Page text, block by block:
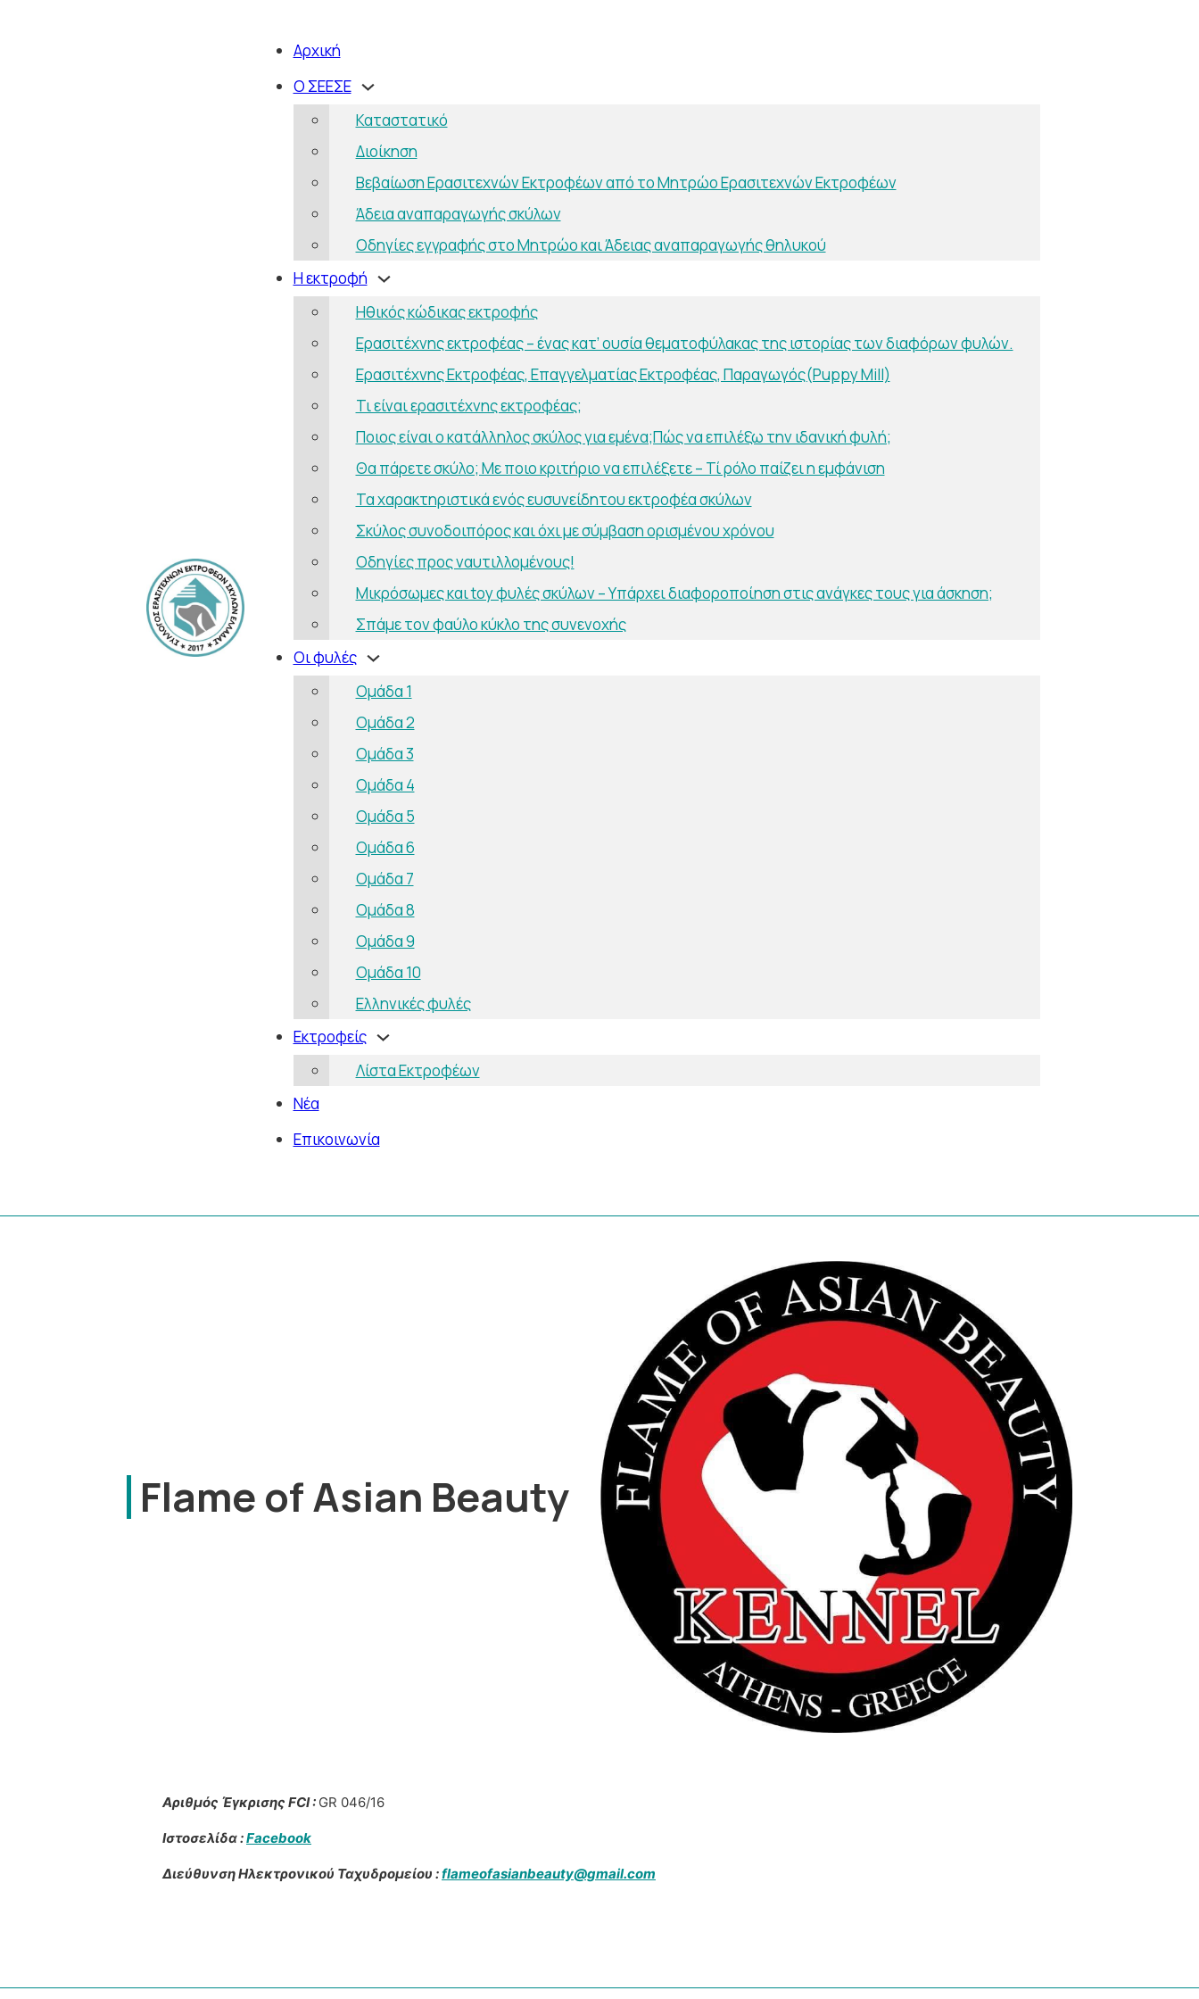
Αρχική
Ο ΣΕΕΣΕ
Καταστατικό
Διοίκηση
Βεβαίωση Ερασιτεχνών Εκτροφέων από το Μητρώο Ερασιτεχνών Εκτροφέων
Άδεια αναπαραγωγής σκύλων
Οδηγίες εγγραφής στο Μητρώο και Άδειας αναπαραγωγής θηλυκού
Η εκτροφή
Ηθικός κώδικας εκτροφής
Ερασιτέχνης εκτροφέας – ένας κατ’ ουσία θεματοφύλακας της ιστορίας των διαφόρων φυλών.
Ερασιτέχνης Eκτροφέας, Επαγγελματίας Εκτροφέας, Παραγωγός(Puppy Mill)
Τι είναι ερασιτέχνης εκτροφέας;
Ποιος είναι ο κατάλληλος σκύλος για εμένα;Πώς να επιλέξω την ιδανική φυλή;
Θα πάρετε σκύλο; Με ποιο κριτήριο να επιλέξετε – Τί ρόλο παίζει η εμφάνιση
Τα χαρακτηριστικά ενός ευσυνείδητου εκτροφέα σκύλων
Σκύλος συνοδοιπόρος και όχι με σύμβαση ορισμένου χρόνου
Οδηγίες προς ναυτιλλομένους!
Μικρόσωμες και toy φυλές σκύλων – Υπάρχει διαφοροποίηση στις ανάγκες τους για άσκηση;
Σπάμε τον φαύλο κύκλο της συνενοχής
Οι φυλές
Ομάδα 1
Ομάδα 2
Ομάδα 3
Ομάδα 4
Ομάδα 5
Ομάδα 6
Ομάδα 7
Ομάδα 8
Ομάδα 9
Ομάδα 10
Ελληνικές φυλές
Εκτροφείς
Λίστα Εκτροφέων
Νέα
Επικοινωνία
Flame of Asian Beauty
Αριθμός Έγκρισης FCI : GR 046/16
Ιστοσελίδα :Facebook
Διεύθυνση Ηλεκτρονικού Ταχυδρομείου :flameofasianbeauty@gmail.com